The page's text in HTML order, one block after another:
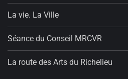
La vie. La Ville
Séance du Conseil MRCVR
La route des Arts du Richelieu